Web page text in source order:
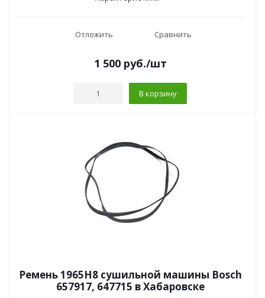
Отложить Сравнить
1 500 руб./шт
В корзину
Ремень 1965H8 сушильной машины Bosch
657917, 647715 в Хабаровске